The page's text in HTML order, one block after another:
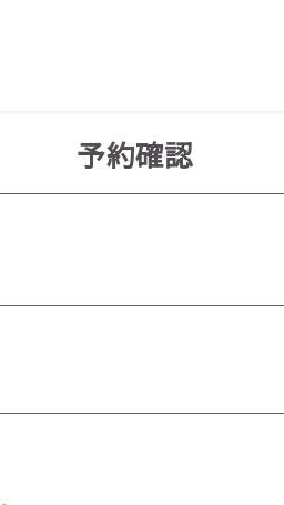
予約確認